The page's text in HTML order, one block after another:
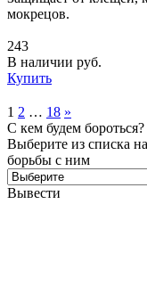
мокрецов.
243
В наличии руб.
Купить
1 2 … 18 »
С кем будем бороться?
Выберите из списка
борьбы с ним
Вывести